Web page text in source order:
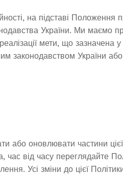
на підставі Положення
України. Ми маємо
мети, що зазначена у
законодавством України
оновлювати частини
від часу переглядайте
Усі зміни до цієї